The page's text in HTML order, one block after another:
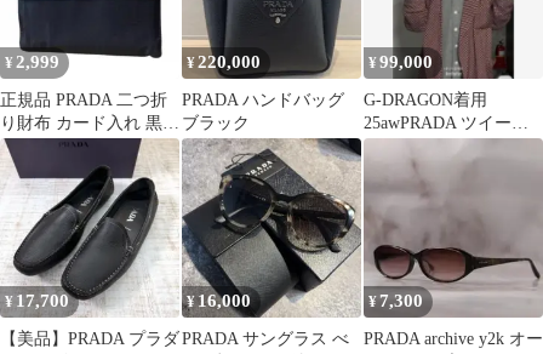
¥ 2,999
正規品 PRADA 二つ折
り財布 カード入れ 黒
テスートナイロン ユニ
セックス
¥220,000
PRADA ハンドバッグ
ブラック
¥99,000
G-DRAGON着用
25awPRADA ツイード
トラッパーハット XXL
¥ 17,700
【美品】PRADA プラダ
¥16,000
PRADA サングラス べ
¥7,300
PRADA archive y2k オー